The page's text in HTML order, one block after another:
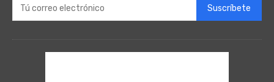
Suscríbete